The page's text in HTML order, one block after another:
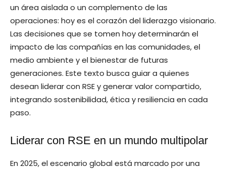
un área aislada o un complemento de las
operaciones: hoy es el corazón del liderazgo visionario.
Las decisiones que se tomen hoy determinarán el
impacto de las compañías en las comunidades, el
medio ambiente y el bienestar de futuras
generaciones. Este texto busca guiar a quienes
desean liderar con RSE y generar valor compartido,
integrando sostenibilidad, ética y resiliencia en cada
paso.
Liderar con RSE en un mundo multipolar
En 2025, el escenario global está marcado por una